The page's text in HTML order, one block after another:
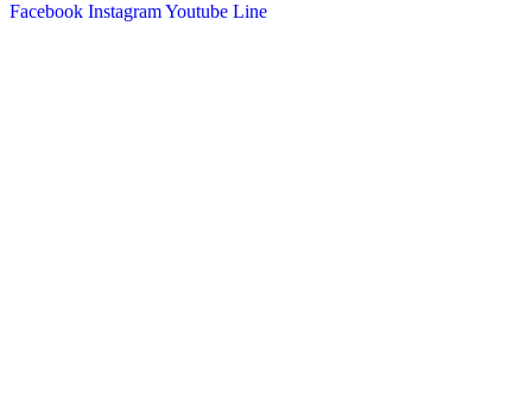
Facebook InstagramYoutube Line